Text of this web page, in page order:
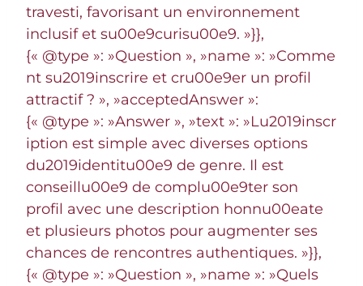
travesti, favorisant un environnement
inclusif et su00e9curisu00e9. »}},
{« @type »: »Question », »name »: »Comme
nt su2019inscrire et cru00e9er un profil
attractif ? », »acceptedAnswer »:
{« @type »: »Answer », »text »: »Lu2019inscr
iption est simple avec diverses options
du2019identitu00e9 de genre. Il est
conseillu00e9 de complu00e9ter son
profil avec une description honnu00eate
et plusieurs photos pour augmenter ses
chances de rencontres authentiques. »}},
{« @type »: »Question », »name »: »Quels